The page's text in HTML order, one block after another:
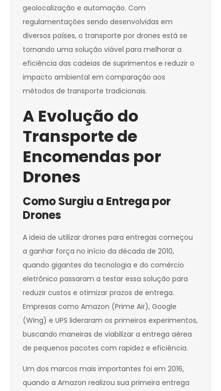
geolocalização e automação. Com
regulamentações sendo desenvolvidas em
diversos países, o transporte por drones está se
tornando uma solução viável para melhorar a
eficiência das cadeias de suprimentos e reduzir o
impacto ambiental em comparação aos
métodos de transporte tradicionais.
A Evolução do
Transporte de
Encomendas por
Drones
Como Surgiu a Entrega por
Drones
A ideia de utilizar drones para entregas começou
a ganhar força no início da década de 2010,
quando gigantes da tecnologia e do comércio
eletrônico passaram a testar essa solução para
reduzir custos e otimizar prazos de entrega.
Empresas como Amazon (Prime Air), Google
(Wing) e UPS lideraram os primeiros experimentos,
buscando maneiras de viabilizar a entrega aérea
de pequenos pacotes com rapidez e eficiência.
Um dos marcos mais importantes foi em 2016,
quando a Amazon realizou sua primeira entrega